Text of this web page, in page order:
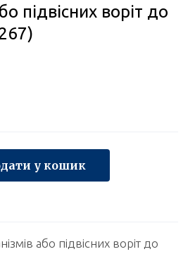
підвісних воріт до
у кошик
або підвісних воріт до